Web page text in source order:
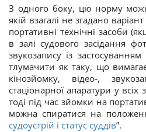
З одного боку, цю норму
якій взагалі не згадано
портативні технічні засоби
в залі судового засідання
звукозапису із застосуванням
тлумачити як таку, що
кінозйомку, відео-,
стаціонарної апаратури у всіх
тоді під час зйомки на
можна спиратися на
судоустрій і статус суддів”.